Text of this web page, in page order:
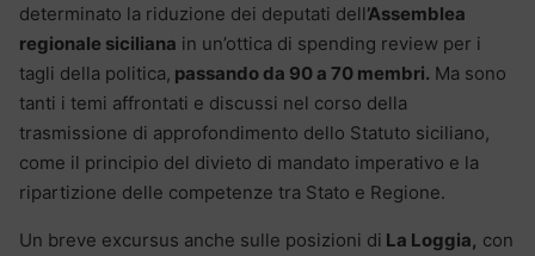
determinato la riduzione dei deputati dell’Assemblea
regionale siciliana in un’ottica di spending review per i
tagli della politica, passando da 90 a 70 membri. Ma sono
tanti i temi affrontati e discussi nel corso della
trasmissione di approfondimento dello Statuto siciliano,
come il principio del divieto di mandato imperativo e la
ripartizione delle competenze tra Stato e Regione.
Un breve excursus anche sulle posizioni di La Loggia, con